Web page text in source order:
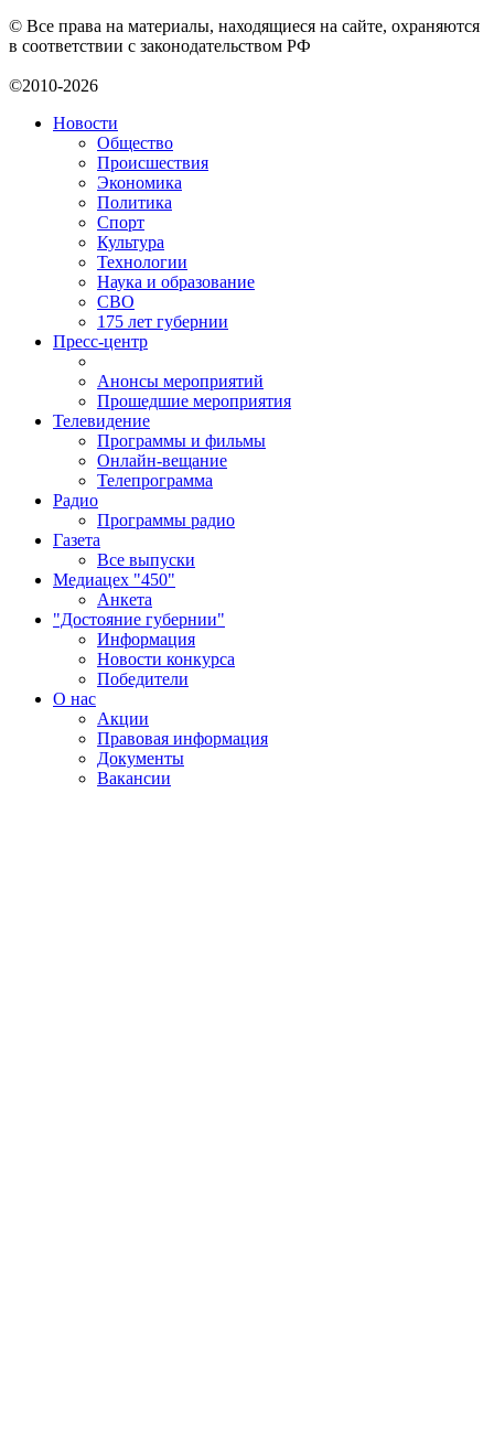
© Все права на материалы, находящиеся на сайте, охраняются
в соответствии с законодательством РФ
©2010-2026
Новости
Общество
Происшествия
Экономика
Политика
Спорт
Культура
Технологии
Наука и образование
СВО
175 лет губернии
Пресс-центр
Анонсы мероприятий
Прошедшие мероприятия
Телевидение
Программы и фильмы
Онлайн-вещание
Телепрограмма
Радио
Программы радио
Газета
Все выпуски
Медиацех "450"
Анкета
"Достояние губернии"
Информация
Новости конкурса
Победители
О нас
Акции
Правовая информация
Документы
Вакансии